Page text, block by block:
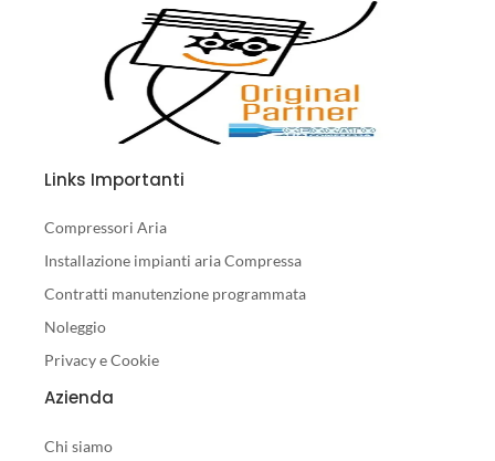
Links Importanti
Compressori Aria
Installazione impianti aria Compressa
Contratti manutenzione programmata
Noleggio
Privacy e Cookie
Azienda
Chi siamo